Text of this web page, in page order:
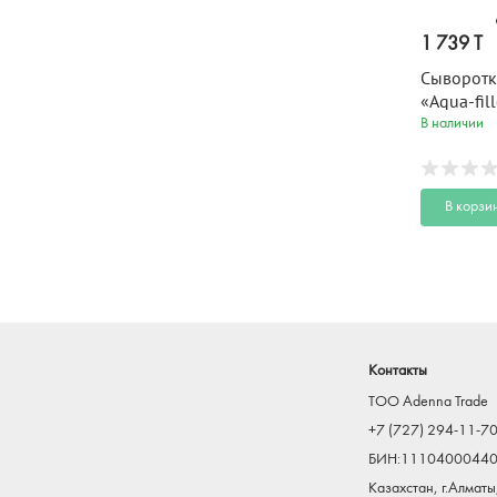
1 739 T
«Aqua-
для лица
В наличии
В
Контакты
TOO Adenna Trade
+7 (727) 294-11-70
Казахстан,